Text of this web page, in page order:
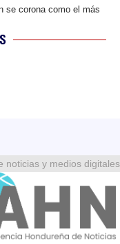
se corona como el más
noticias y medios digitales